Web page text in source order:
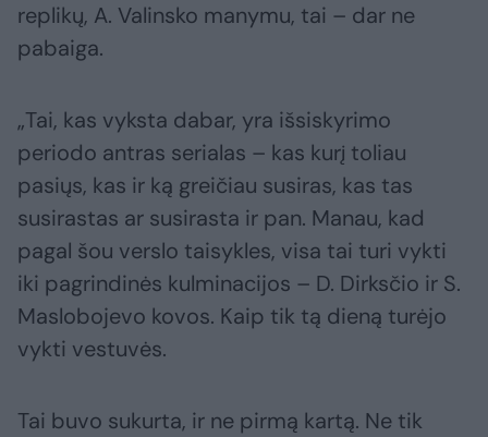
replikų, A. Valinsko manymu, tai – dar ne
pabaiga.
„Tai, kas vyksta dabar, yra išsiskyrimo
periodo antras serialas – kas kurį toliau
pasiųs, kas ir ką greičiau susiras, kas tas
susirastas ar susirasta ir pan. Manau, kad
pagal šou verslo taisykles, visa tai turi vykti
iki pagrindinės kulminacijos – D. Dirksčio ir S.
Maslobojevo kovos. Kaip tik tą dieną turėjo
vykti vestuvės.
Tai buvo sukurta, ir ne pirmą kartą. Ne tik